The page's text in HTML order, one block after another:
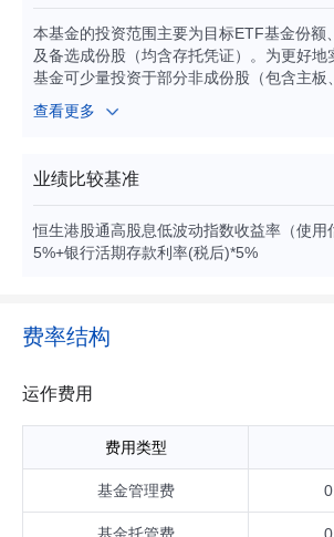
本基金的投资范围主要为目标ETF基金份额
及备选成份股（均含存托凭证）。为更好地
基金可少量投资于部分非成份股（包含主板
及其他经中国证监会允许发行的股票、港股
托凭证、债券（包含国债、央行票据、地方
券、次级债券、可转换债券、可交换债券、
债、短期融资券（含超短期融资券）、中期
货、国债期货、股票期权等）、货币市场工
允许基金投资的其他金融工具（但须符合中
的投资组合比例为：本基金投资于目标ETF
每个交易日日终，在扣除股指期货合约、国
付金、存出保证金、应收申购款等。如法律
准，本基金的投资比例会做相应调整。
查看更多
业绩比较基准
恒生港股通高股息低波动指数收益率（使用
5%+银行活期存款利率(税后)*5%
费率结构
运作费用
费用类型
基金管理费